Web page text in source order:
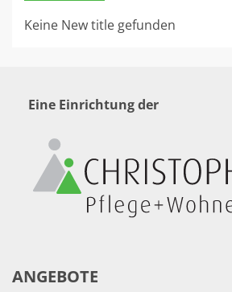
Keine New title gefunden
Eine Einrichtung der
ANGEBOTE